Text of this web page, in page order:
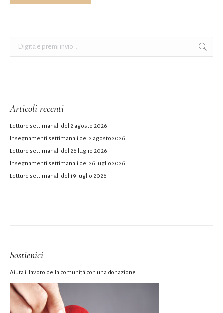
Articoli recenti
Letture settimanali del 2 agosto 2026
Insegnamenti settimanali del 2 agosto 2026
Letture settimanali del 26 luglio 2026
Insegnamenti settimanali del 26 luglio 2026
Letture settimanali del 19 luglio 2026
Sostienici
Aiuta il lavoro della comunità con una donazione.